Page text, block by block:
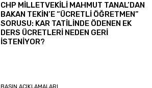
CHP MİLLETVEKİLİ MAHMUT TANAL’DAN
BAKAN TEKİN’E “ÜCRETLİ ÖĞRETMEN”
SORUSU: KAR TATİLİNDE ÖDENEN EK
DERS ÜCRETLERİ NEDEN GERİ
İSTENİYOR?
BASIN AÇIKLAMALARI